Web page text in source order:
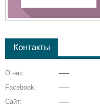
Контакты
О нас:
-----
Facebook:
-----
Сайт:
-----